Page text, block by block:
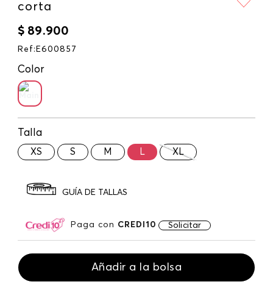
corta
$ 89.900
Ref : E600857
Color
Talla
XS S M L XL
GUÍA DE TALLAS
Paga con CREDI10 Solicitar
Añadir a la bolsa